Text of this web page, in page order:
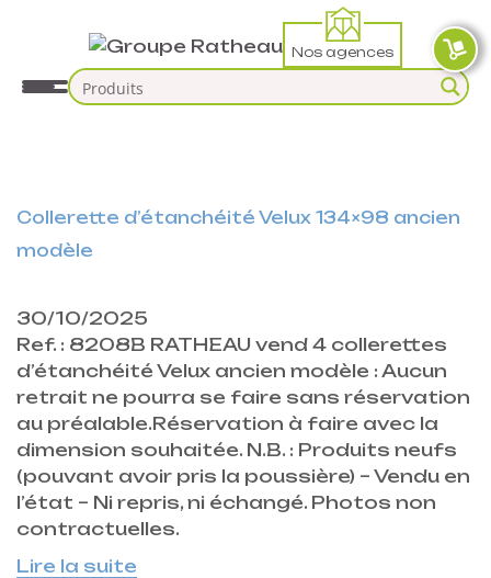
Nos agences
Collerette d’étanchéité Velux 134×98 ancien
modèle
30/10/2025
Ref. : 8208B RATHEAU vend 4 collerettes
d’étanchéité Velux ancien modèle : Aucun
retrait ne pourra se faire sans réservation
au préalable.Réservation à faire avec la
dimension souhaitée. N.B. : Produits neufs
(pouvant avoir pris la poussière) – Vendu en
l’état – Ni repris, ni échangé. Photos non
contractuelles.
Lire la suite